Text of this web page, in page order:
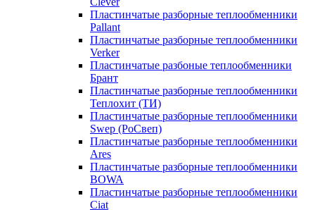
Пластинчатые разборные теплообменники
Pallant
Пластинчатые разборные теплообменники
Verker
Пластинчатые разбоные теплообменники
Брант
Пластинчатые разборные теплообменники
Теплохит (ТИ)
Пластинчатые разборные теплообменники
Swep (РоСвеп)
Пластинчатые разборные теплообменники
Ares
Пластинчатые разборные теплообменники
BOWA
Пластинчатые разборные теплообменники
Ciat